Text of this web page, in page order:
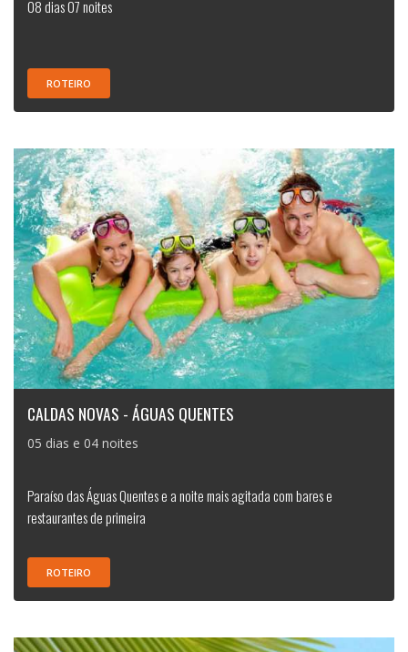
08 dias 07 noites
ROTEIRO
CALDAS NOVAS - ÁGUAS QUENTES
05 dias e 04 noites
Paraíso das Águas Quentes e a noite mais agitada com bares e
restaurantes de primeira
ROTEIRO